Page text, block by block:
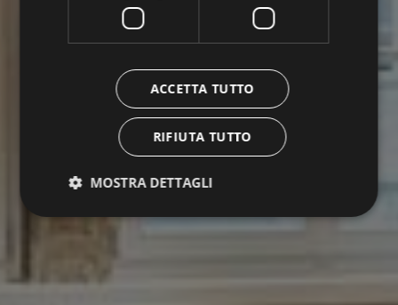
Contatti
Lavora con noi
ACCETTA TUTTO
RIFIUTA TUTTO
MOSTRA DETTAGLI